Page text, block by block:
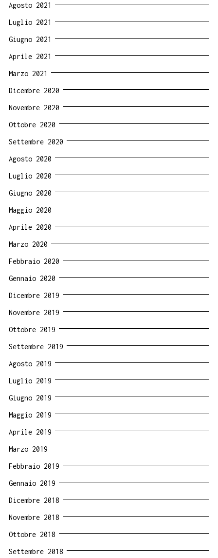
Agosto 2021
Luglio 2021
Giugno 2021
Aprile 2021
Marzo 2021
Dicembre 2020
Novembre 2020
Ottobre 2020
Settembre 2020
Agosto 2020
Luglio 2020
Giugno 2020
Maggio 2020
Aprile 2020
Marzo 2020
Febbraio 2020
Gennaio 2020
Dicembre 2019
Novembre 2019
Ottobre 2019
Settembre 2019
Agosto 2019
Luglio 2019
Giugno 2019
Maggio 2019
Aprile 2019
Marzo 2019
Febbraio 2019
Gennaio 2019
Dicembre 2018
Novembre 2018
Ottobre 2018
Settembre 2018